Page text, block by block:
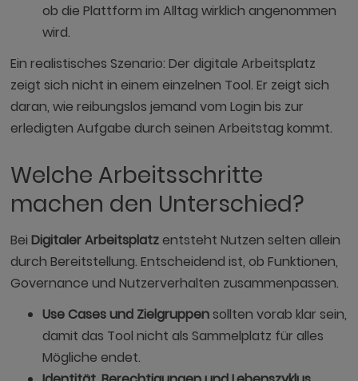
ob die Plattform im Alltag wirklich angenommen
wird.
Ein realistisches Szenario: Der digitale Arbeitsplatz
zeigt sich nicht in einem einzelnen Tool. Er zeigt sich
daran, wie reibungslos jemand vom Login bis zur
erledigten Aufgabe durch seinen Arbeitstag kommt.
Welche Arbeitsschritte
machen den Unterschied?
Bei Digitaler Arbeitsplatzentsteht Nutzen selten allein
durch Bereitstellung. Entscheidend ist, ob Funktionen,
Governance und Nutzerverhalten zusammenpassen.
Use Cases und Zielgruppensollten vorab klar sein,
damit das Tool nicht als Sammelplatz für alles
Mögliche endet.